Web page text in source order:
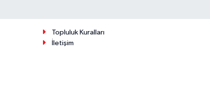
Topluluk Kuralları
İletişim